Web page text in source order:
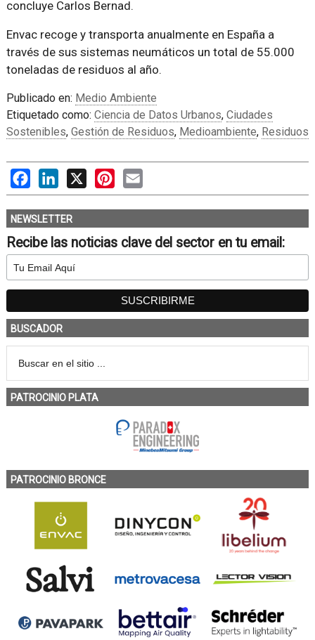
concluye Carlos Bernad.
Envac recoge y transporta anualmente en España a
través de sus sistemas neumáticos un total de 55.000
toneladas de residuos al año.
Publicado en: Medio Ambiente
Etiquetado como: Ciencia de Datos Urbanos, Ciudades
Sostenibles, Gestión de Residuos, Medioambiente, Residuos
FacebookLinkedIn Pinterest
NEWSLETTER
Recibe las noticias clave del sector en tu email:
BUSCADOR
PATROCINIO PLATA
PATROCINIO BRONCE